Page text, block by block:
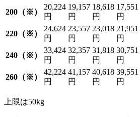
200（※）
20,224
円
19,157
円
18,618
円
17,551
円
220（※）
24,624
円
23,557
円
23,018
円
21,951
円
240（※）
33,424
円
32,357
円
31,818
円
30,751
円
260（※）
42,224
円
41,157
円
40,618
円
39,551
円
上限は50kg